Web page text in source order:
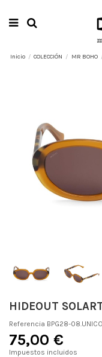
Inicio COLECCIÓN MR BOHO
HIDEOUT
Referencia BPG28-
75,00 €
Impuestos incluidos